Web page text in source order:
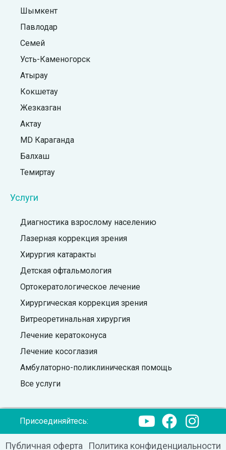
Шымкент
Павлодар
Семей
Усть-Каменогорск
Атырау
Кокшетау
Жезказган
Актау
MD Караганда
Балхаш
Темиртау
Услуги
Диагностика взрослому населению
Лазерная коррекция зрения
Хирургия катаракты
Детская офтальмология
Ортокератологическое лечение
Хирургическая коррекция зрения
Витреоретинальная хирургия
Лечение кератоконуса
Лечение косоглазия
Амбулаторно-поликлиническая помощь
Все услуги
Присоединяйтесь:
Публичная оферта Политика конфиденциальности